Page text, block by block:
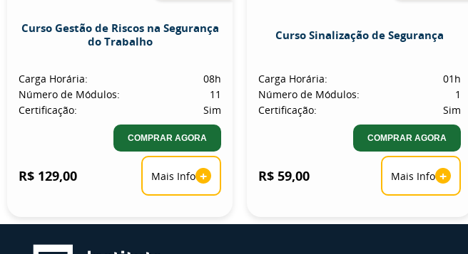
Curso Gestão de Riscos na Segurança
do Trabalho
Carga Horária:
08h
Número de Módulos:
11
Certificação:
Sim
COMPRAR AGORA
R$ 129,00 Mais Info +
Curso Sinalização de Segurança
Carga Horária:
01h
Número de Módulos:
1
Certificação:
Sim
COMPRAR AGORA
R$ 59,00 Mais Info +